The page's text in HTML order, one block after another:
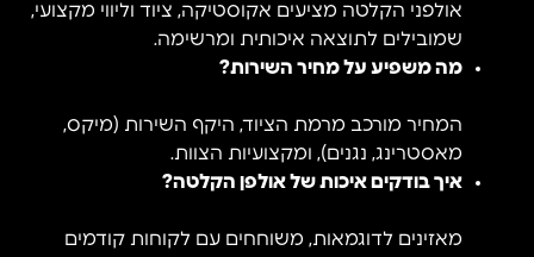
אולפני הקלטה מציעים אקוסטיקה, ציוד וליווי מקצועי,
שמובילים לתוצאה איכותית ומרשימה.
מה משפיע על מחיר השירות?
המחיר מורכב מרמת הציוד, היקף השירות (מיקס,
מאסטרינג, נגנים), ומקצועיות הצוות.
איך בודקים איכות של אולפן הקלטה?
מאזינים לדוגמאות, משוחחים עם לקוחות קודמים